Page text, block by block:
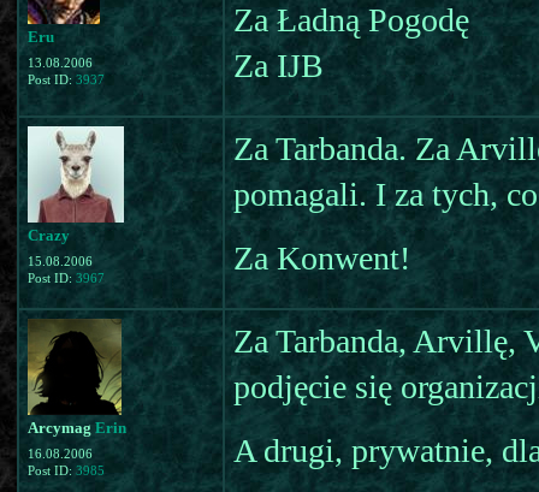
Eru
13.08.2006
Post ID: 3937
Za Ładną Pogodę
Za IJB
Crazy
15.08.2006
Post ID: 3967
Za Tarbanda. Za
pomagali. I za tych,
Za Konwent!
Arcymag Erin
16.08.2006
Post ID: 3985
Za Tarbanda, Arvillę,
podjęcie się
A drugi, prywatnie,